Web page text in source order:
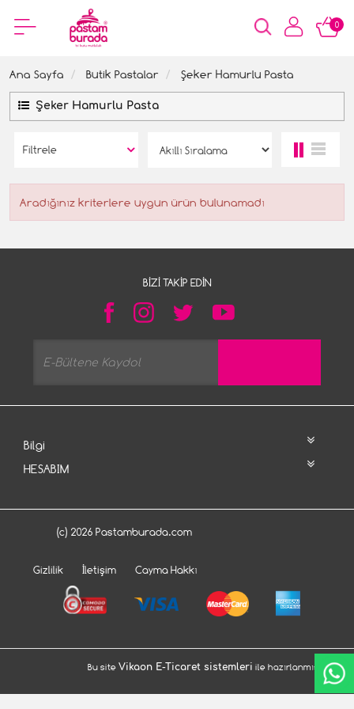
0
Ana Sayfa Butik Pastalar Şeker Hamurlu Pasta
Şeker Hamurlu Pasta
Filtrele
Aradığınız kriterlere uygun ürün bulunamadı
BIZI TAKIP EDIN
Bilgi
HESABIM
(c) 2026 Pastamburada.com
Gizlilik İletişim Cayma Hakkı
Bu site Vikaon E-Ticaret sistemleri ile hazırlanmıştır.